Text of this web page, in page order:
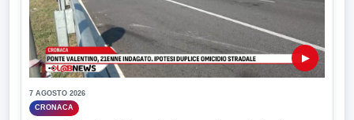
▶
7 AGOSTO 2026
CRONACA